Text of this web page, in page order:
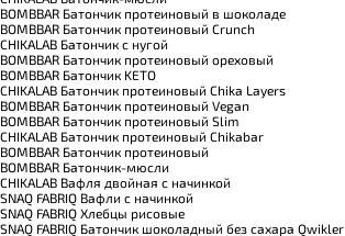
BOMBBAR Батончик протеиновый в шоколаде
BOMBBAR Батончик протеиновый Crunch
CHIKALAB Батончик с нугой
BOMBBAR Батончик протеиновый ореховый
BOMBBAR Батончик KETO
CHIKALAB Батончик протеиновый Chika Layers
BOMBBAR Батончик протеиновый Vegan
BOMBBAR Батончик протеиновый Slim
CHIKALAB Батончик протеиновый Chikabar
BOMBBAR Батончик протеиновый
BOMBBAR Батончик-мюсли
CHIKALAB Вафля двойная с начинкой
SNAQ FABRIQ Вафли с начинкой
SNAQ FABRIQ Хлебцы рисовые
SNAQ FABRIQ Батончик шоколадный без сахара Qwikler